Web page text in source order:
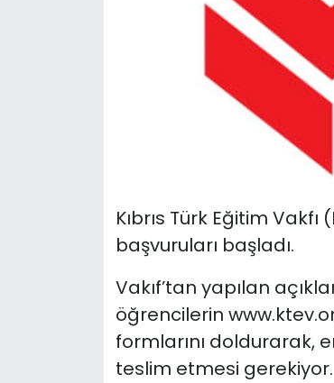
Kıbrıs Türk Eğitim
başvuruları başladı.
Vakıf’tan yapılan
öğrencilerin
formlarını doldurarak,
teslim etmesi gerekiyor.
Teknoloji